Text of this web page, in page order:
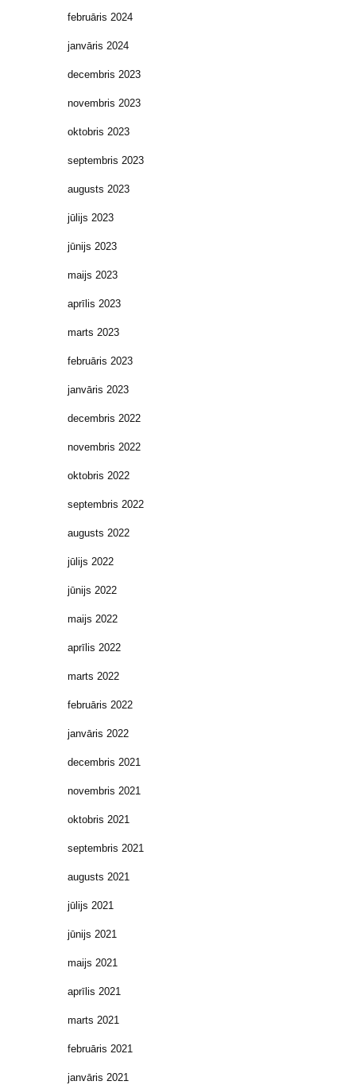
februāris 2024
janvāris 2024
decembris 2023
novembris 2023
oktobris 2023
septembris 2023
augusts 2023
jūlijs 2023
jūnijs 2023
maijs 2023
aprīlis 2023
marts 2023
februāris 2023
janvāris 2023
decembris 2022
novembris 2022
oktobris 2022
septembris 2022
augusts 2022
jūlijs 2022
jūnijs 2022
maijs 2022
aprīlis 2022
marts 2022
februāris 2022
janvāris 2022
decembris 2021
novembris 2021
oktobris 2021
septembris 2021
augusts 2021
jūlijs 2021
jūnijs 2021
maijs 2021
aprīlis 2021
marts 2021
februāris 2021
janvāris 2021